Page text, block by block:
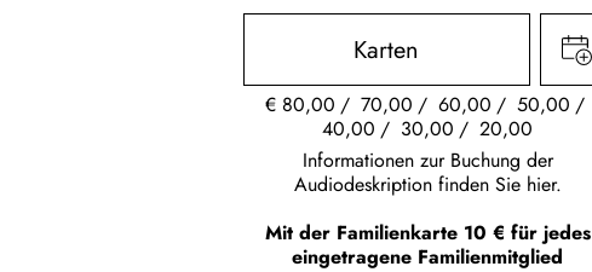
Karten
€ 80,00 70,00 60,00
50,00
40,00
30,00
20,00
Informationen zur Buchung der
Audiodeskription finden Sie hier.
Mit der Familienkarte 10 € für jedes
eingetragene Familienmitglied